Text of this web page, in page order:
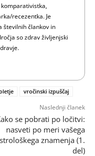
recezentka. Je
številnih člankov in
so zdrav življenjski
vročinski izpuščaj
Naslednji članek
se pobrati po ločitvi:
nasveti po meri vašega
znamenja (1.
del)